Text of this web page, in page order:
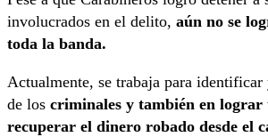
involucrados en el delito, aún no se
toda la banda.
Actualmente, se trabaja para identificar
de los criminales y también en lograr
recuperar el dinero robado desde el